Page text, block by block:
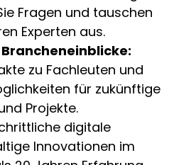
Fragen und tauschen
Experten aus.
zu Fachleuten und
für zukünftige
Projekte.
digitale
Innovationen im